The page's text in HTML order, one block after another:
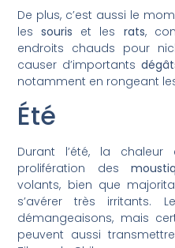
De plus, c’est aussi le
lessouris et les rats,
endroits chauds pour
causer d’importants
notamment en rongeant
Été
Durant l’été, la chaleur
prolifération des
volants, bien que
s’avérer très irritants.
démangeaisons, mais
peuvent aussi